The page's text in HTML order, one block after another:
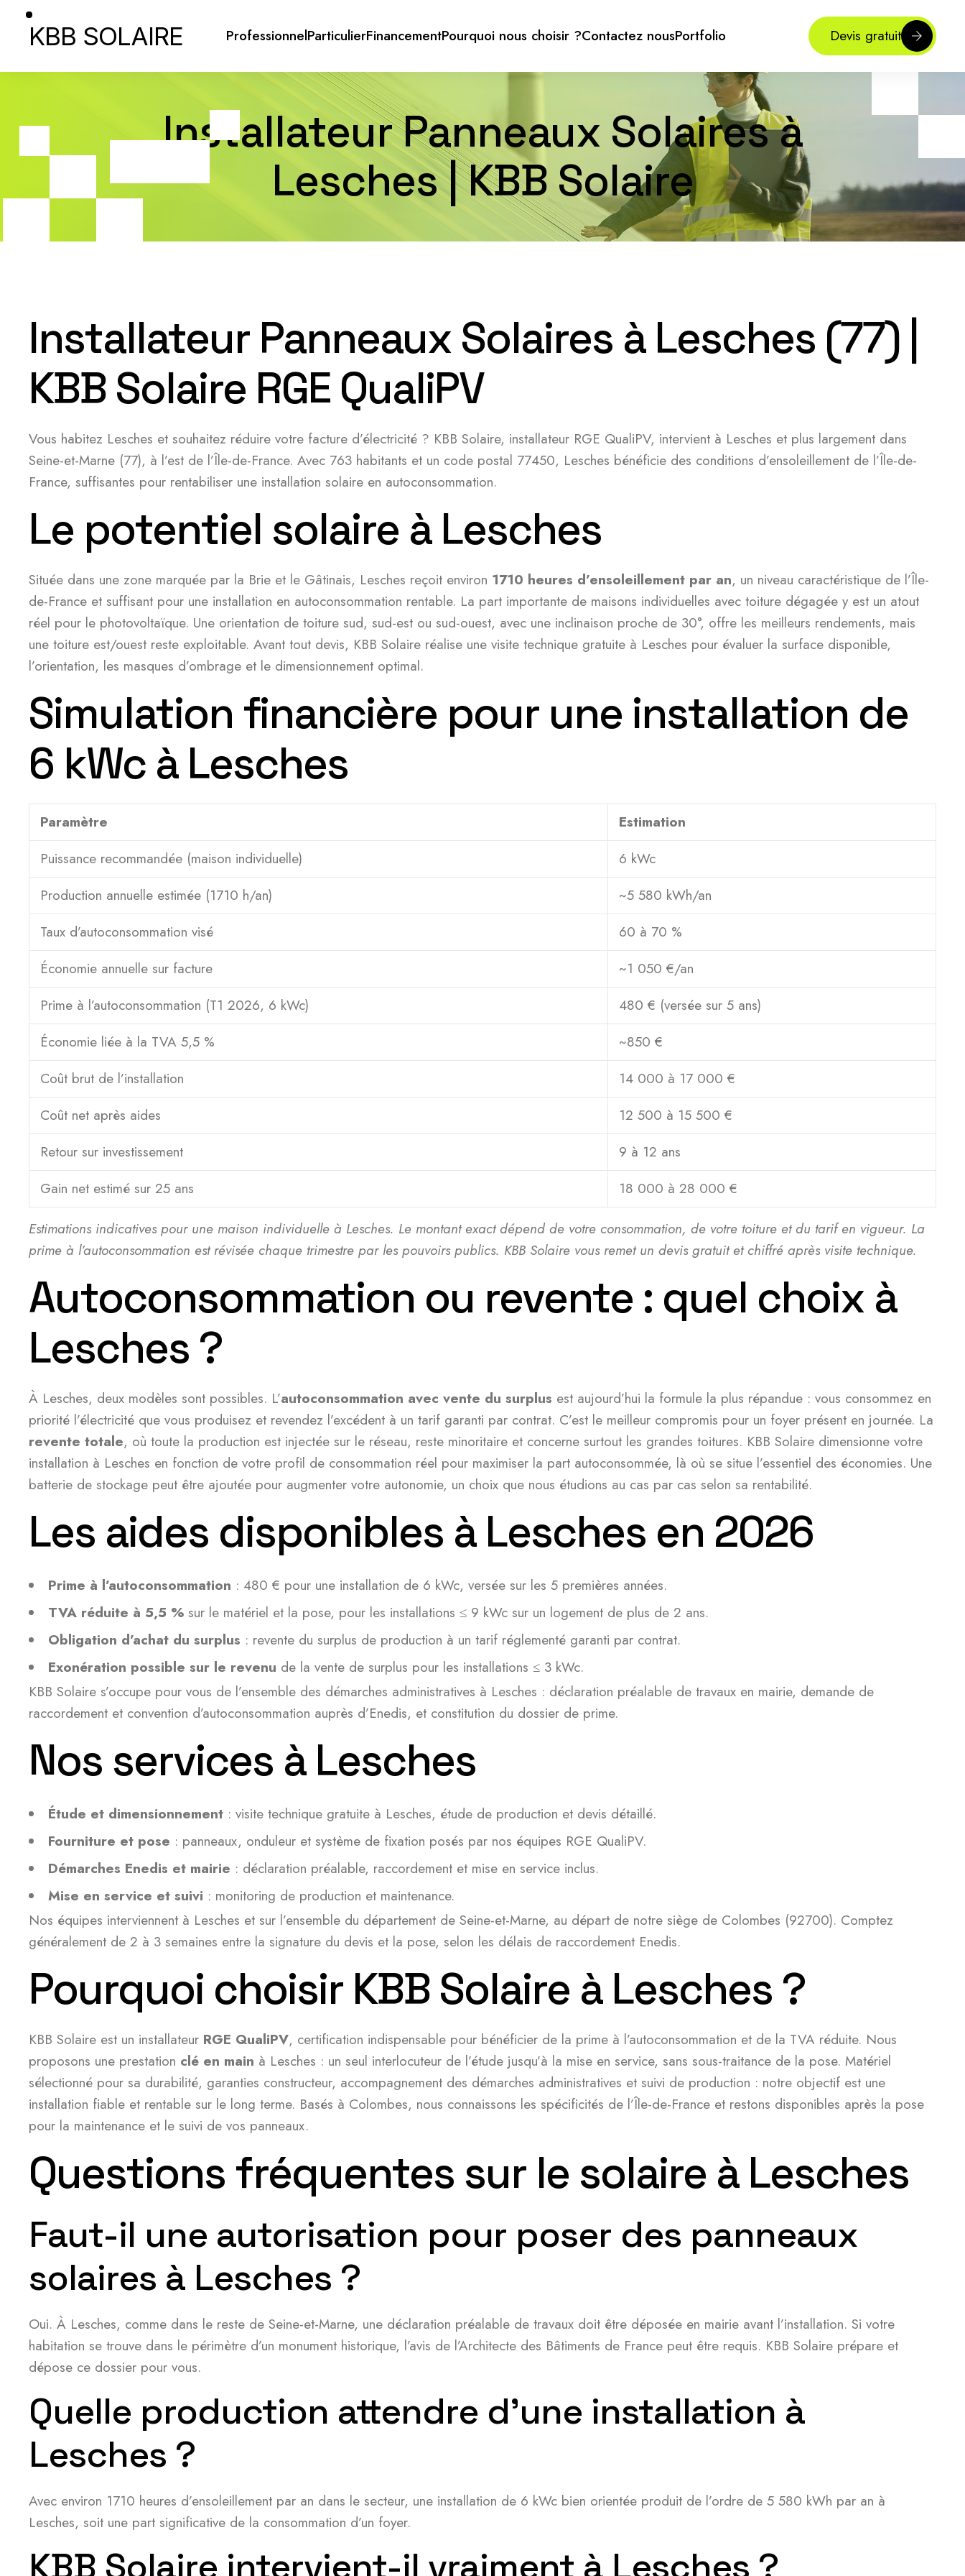
KBB SOLAIRE ProfessionnelParticulierFinancementPourquoi nous choisir ?Contactez nousPortfolio Devis gratuit
Installateur Panneaux Solaires à
Lesches | KBB Solaire
Installateur Panneaux Solaires à Lesches (77) |
KBB Solaire RGE QualiPV
Vous habitez Lesches et souhaitez réduire votre facture d’électricité ? KBB Solaire, installateur RGE QualiPV, intervient à Lesches et plus largement dans
Seine-et-Marne (77), à l’est de l’Île-de-France. Avec 763 habitants et un code postal 77450, Lesches bénéficie des conditions d’ensoleillement de l’Île-de-
France, suffisantes pour rentabiliser une installation solaire en autoconsommation.
Le potentiel solaire à Lesches
Située dans une zone marquée par la Brie et le Gâtinais, Lesches reçoit environ 1710 heures d’ensoleillement par an, un niveau caractéristique de l’Île-
de-France et suffisant pour une installation en autoconsommation rentable. La part importante de maisons individuelles avec toiture dégagée y est un atout
réel pour le photovoltaïque. Une orientation de toiture sud, sud-est ou sud-ouest, avec une inclinaison proche de 30°, offre les meilleurs rendements, mais
une toiture est/ouest reste exploitable. Avant tout devis, KBB Solaire réalise une visite technique gratuite à Lesches pour évaluer la surface disponible,
l’orientation, les masques d’ombrage et le dimensionnement optimal.
Simulation financière pour une installation de
6 kWc à Lesches
Paramètre
Estimation
Puissance recommandée (maison individuelle)
6 kWc
Production annuelle estimée (1710 h/an)
~5 580 kWh/an
Taux d’autoconsommation visé
60 à 70 %
Économie annuelle sur facture
~1 050 €/an
Prime à l’autoconsommation (T1 2026, 6 kWc)
480 € (versée sur 5 ans)
Économie liée à la TVA 5,5 %
~850 €
Coût brut de l’installation
14 000 à 17 000 €
Coût net après aides
12 500 à 15 500 €
Retour sur investissement
9 à 12 ans
Gain net estimé sur 25 ans
18 000 à 28 000 €
Estimations indicatives pour une maison individuelle à Lesches. Le montant exact dépend de votre consommation, de votre toiture et du tarif en vigueur. La
prime à l’autoconsommation est révisée chaque trimestre par les pouvoirs publics. KBB Solaire vous remet un devis gratuit et chiffré après visite technique.
Autoconsommation ou revente : quel choix à
Lesches ?
À Lesches, deux modèles sont possibles. L’autoconsommation avec vente du surplus est aujourd’hui la formule la plus répandue : vous consommez en
priorité l’électricité que vous produisez et revendez l’excédent à un tarif garanti par contrat. C’est le meilleur compromis pour un foyer présent en journée. La
revente totale, où toute la production est injectée sur le réseau, reste minoritaire et concerne surtout les grandes toitures. KBB Solaire dimensionne votre
installation à Lesches en fonction de votre profil de consommation réel pour maximiser la part autoconsommée, là où se situe l’essentiel des économies. Une
batterie de stockage peut être ajoutée pour augmenter votre autonomie, un choix que nous étudions au cas par cas selon sa rentabilité.
Les aides disponibles à Lesches en 2026
Prime à l’autoconsommation : 480 € pour une installation de 6 kWc, versée sur les 5 premières années.
TVA réduite à 5,5 % sur le matériel et la pose, pour les installations ≤ 9 kWc sur un logement de plus de 2 ans.
Obligation d’achat du surplus : revente du surplus de production à un tarif réglementé garanti par contrat.
Exonération possible sur le revenu de la vente de surplus pour les installations ≤ 3 kWc.
KBB Solaire s’occupe pour vous de l’ensemble des démarches administratives à Lesches : déclaration préalable de travaux en mairie, demande de
raccordement et convention d’autoconsommation auprès d’Enedis, et constitution du dossier de prime.
Nos services à Lesches
Étude et dimensionnement : visite technique gratuite à Lesches, étude de production et devis détaillé.
Fourniture et pose : panneaux, onduleur et système de fixation posés par nos équipes RGE QualiPV.
Démarches Enedis et mairie : déclaration préalable, raccordement et mise en service inclus.
Mise en service et suivi : monitoring de production et maintenance.
Nos équipes interviennent à Lesches et sur l’ensemble du département de Seine-et-Marne, au départ de notre siège de Colombes (92700). Comptez
généralement de 2 à 3 semaines entre la signature du devis et la pose, selon les délais de raccordement Enedis.
Pourquoi choisir KBB Solaire à Lesches ?
KBB Solaire est un installateur RGE QualiPV, certification indispensable pour bénéficier de la prime à l’autoconsommation et de la TVA réduite. Nous
proposons une prestation clé en main à Lesches : un seul interlocuteur de l’étude jusqu’à la mise en service, sans sous-traitance de la pose. Matériel
sélectionné pour sa durabilité, garanties constructeur, accompagnement des démarches administratives et suivi de production : notre objectif est une
installation fiable et rentable sur le long terme. Basés à Colombes, nous connaissons les spécificités de l’Île-de-France et restons disponibles après la pose
pour la maintenance et le suivi de vos panneaux.
Questions fréquentes sur le solaire à Lesches
Faut-il une autorisation pour poser des panneaux
solaires à Lesches ?
Oui. À Lesches, comme dans le reste de Seine-et-Marne, une déclaration préalable de travaux doit être déposée en mairie avant l’installation. Si votre
habitation se trouve dans le périmètre d’un monument historique, l’avis de l’Architecte des Bâtiments de France peut être requis. KBB Solaire prépare et
dépose ce dossier pour vous.
Quelle production attendre d’une installation à
Lesches ?
Avec environ 1710 heures d’ensoleillement par an dans le secteur, une installation de 6 kWc bien orientée produit de l’ordre de 5 580 kWh par an à
Lesches, soit une part significative de la consommation d’un foyer.
KBB Solaire intervient-il vraiment à Lesches ?